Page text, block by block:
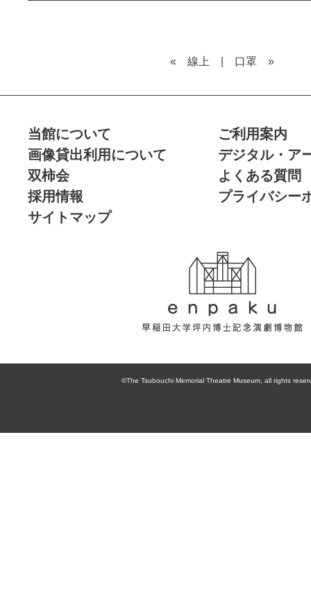
« 線上 口罩 »
当館について
ご利用案内
画像貸出利用について
デジタル・ア
双柿会
よくある質問
採用情報
プライバシー
サイトマップ
大学坪内博士記
念演劇博物館
©The Tsubouchi Memorial Theatre Museum, all rights